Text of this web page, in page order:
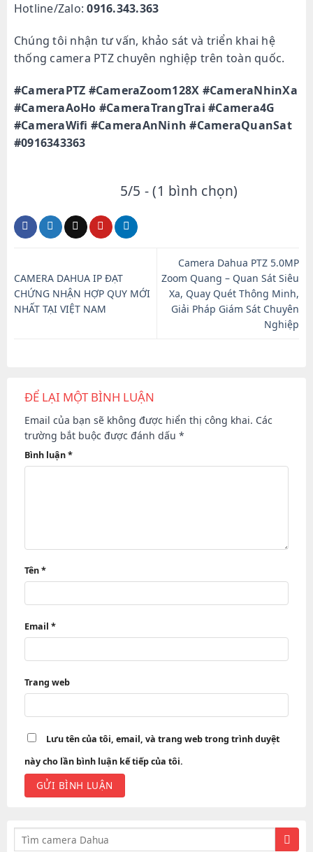
Hotline/Zalo:0916.343.363
Chúng tôi nhận tư vấn, khảo sát và triển khai hệ
thống camera PTZ chuyên nghiệp trên toàn quốc.
#CameraPTZ #CameraZoom128X #CameraNhinXa
#CameraAoHo #CameraTrangTrai #Camera4G
#CameraWifi #CameraAnNinh #CameraQuanSat
#0916343363
5/5 - (1 bình chọn)
CAMERA DAHUA IP ĐẠT
CHỨNG NHẬN HỢP QUY MỚI
NHẤT TẠI VIỆT NAM
Camera Dahua PTZ 5.0MP
Zoom Quang – Quan Sát Siêu
Xa, Quay Quét Thông Minh,
Giải Pháp Giám Sát Chuyên
Nghiệp
ĐỂ LẠI MỘT BÌNH LUẬN
Email của bạn sẽ không được hiển thị công khai. Các
trường bắt buộc được đánh dấu *
Bình luận*
Tên*
Email *
Trang web
Lưu tên của tôi, email, và trang web trong trình duyệt
này cho lần bình luận kế tiếp của tôi.